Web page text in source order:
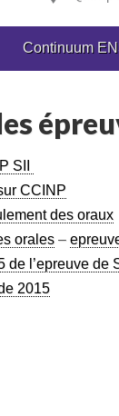
Continuum
SII
CCINP
des oraux
orales –
de l’epreuve de
2015